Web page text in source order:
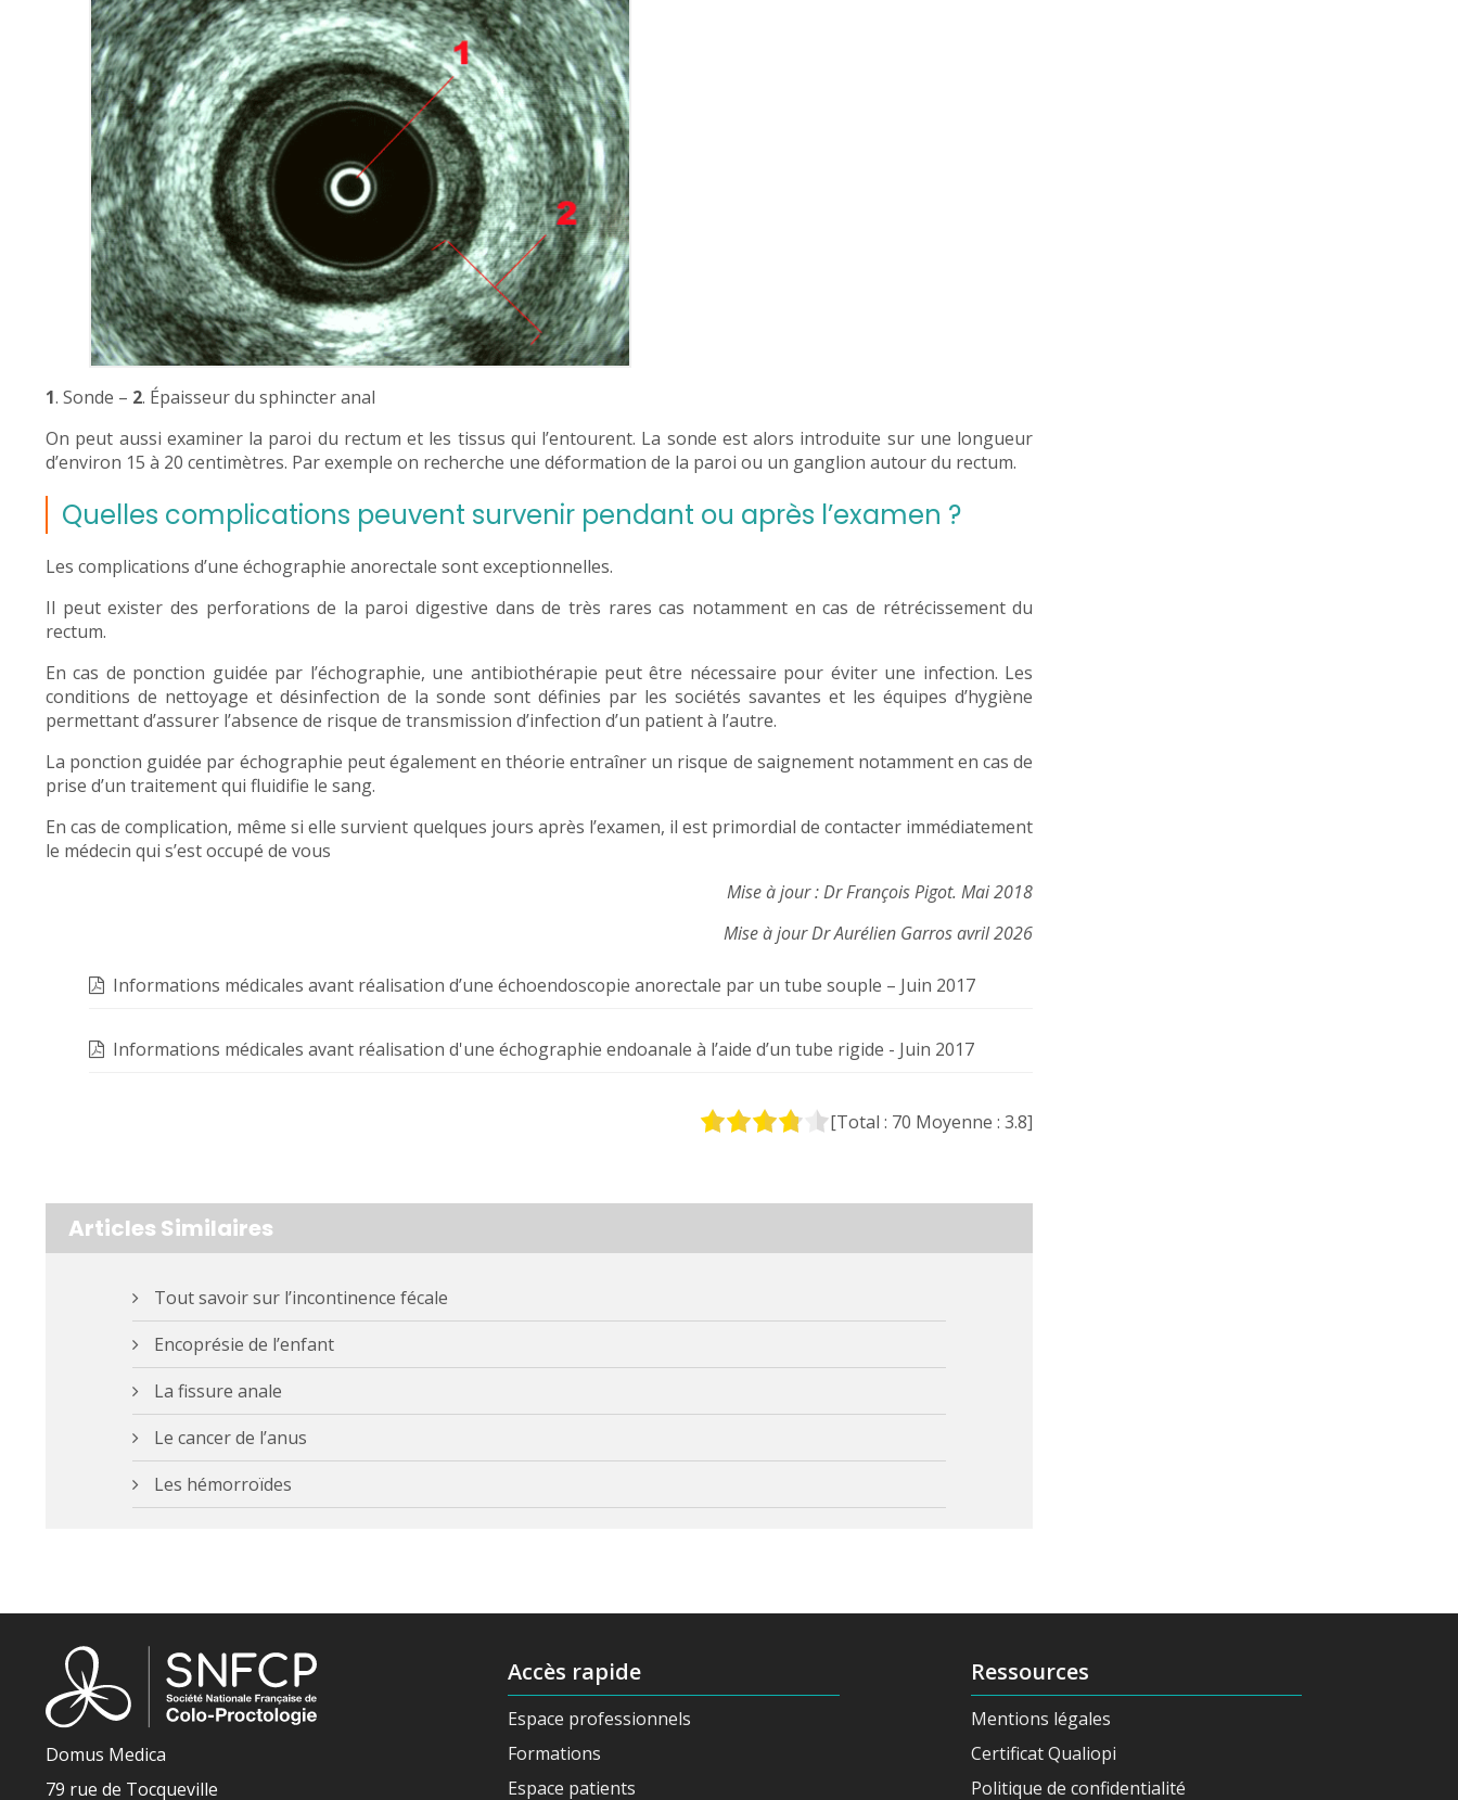
1. Sonde – 2. Épaisseur du sphincter anal
On peut aussi examiner la paroi du rectum et les tissus qui l’entourent. La sonde est alors introduite sur une longueur
d’environ 15 à 20 centimètres. Par exemple on recherche une déformation de la paroi ou un ganglion autour du rectum.
Quelles complications peuvent survenir pendant ou après l’examen ?
Les complications d’une échographie anorectale sont exceptionnelles.
Il peut exister des perforations de la paroi digestive dans de très rares cas notamment en cas de rétrécissement du
rectum.
En cas de ponction guidée par l’échographie, une antibiothérapie peut être nécessaire pour éviter une infection. Les
conditions de nettoyage et désinfection de la sonde sont définies par les sociétés savantes et les équipes d’hygiène
permettant d’assurer l’absence de risque de transmission d’infection d’un patient à l’autre.
La ponction guidée par échographie peut également en théorie entraîner un risque de saignement notamment en cas de
prise d’un traitement qui fluidifie le sang.
En cas de complication, même si elle survient quelques jours après l’examen, il est primordial de contacter immédiatement
le médecin qui s’est occupé de vous
Mise à jour : Dr François Pigot. Mai 2018
Mise à jour Dr Aurélien Garros avril 2026
Informations médicales avant réalisation d’une échoendoscopie anorectale par un tube souple – Juin 2017
Informations médicales avant réalisation d'une échographie endoanale à l’aide d’un tube rigide - Juin 2017
[Total : 70 Moyenne :3.8]
Articles Similaires
Tout savoir sur l’incontinence fécale
Encoprésie de l’enfant
La fissure anale
Le cancer de l’anus
Les hémorroïdes
Domus Medica
79 rue de Tocqueville
Accès rapide
Espace professionnels
Formations
Espace patients
Ressources
Mentions légales
Certificat Qualiopi
Politique de confidentialité